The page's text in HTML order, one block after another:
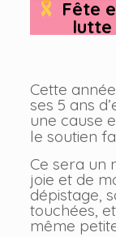
Fête
lutte
Cette
ses 5 ans
une cause
le soutien
Ce sera un
joie et de
dépistage,
touchées,
même